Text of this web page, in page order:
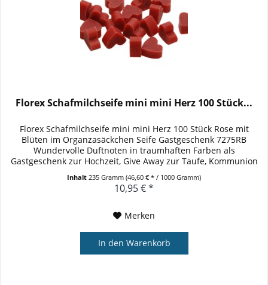
Florex Schafmilchseife mini mini Herz 100 Stück...
Florex Schafmilchseife mini mini Herz 100 Stück Rose mit
Blüten im Organzasäckchen Seife Gastgeschenk 7275RB
Wundervolle Duftnoten in traumhaften Farben als
Gastgeschenk zur Hochzeit, Give Away zur Taufe, Kommunion
Inhalt235 Gramm(46,60 € * / 1000 Gramm)
10,95 € *
Merken
In den Warenkorb